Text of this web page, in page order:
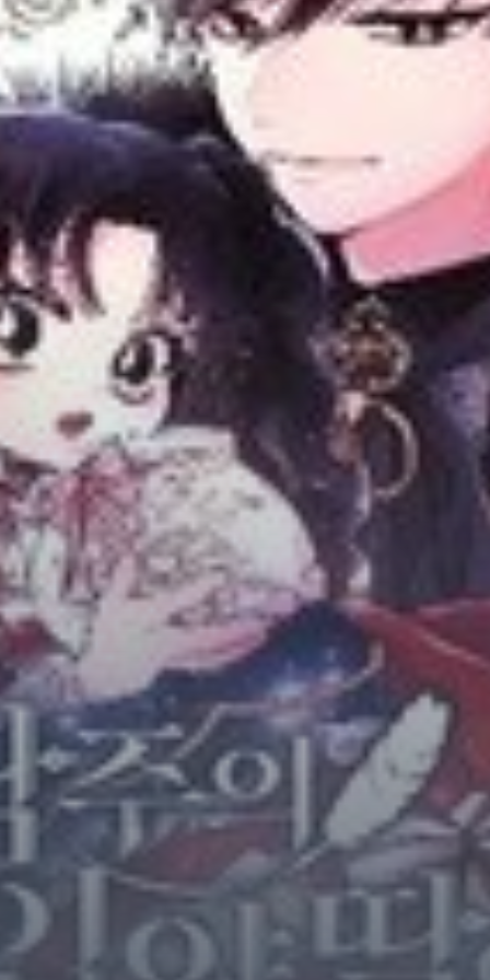
Adventure
Tu Tiên
Ngôn Tình
Slice Of Life
Manga
Supernatural
Xuyên Không
Shounen
Mystery
Webtoon
Horror
Chuyển Sinh
Psychological
Martial Arts
Shoujo
Đam Mỹ
Historical
Seinen
Tragedy
#Sủng Ngọt
Hiện Đại